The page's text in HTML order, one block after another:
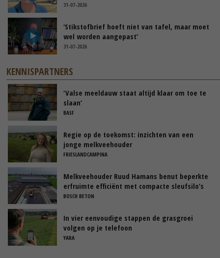
31-07-2026
‘Stikstofbrief hoeft niet van tafel, maar moet
wel worden aangepast’
31-07-2026
KENNISPARTNERS
‘Valse meeldauw staat altijd klaar om toe te
slaan’
BASF
Regie op de toekomst: inzichten van een
jonge melkveehouder
FRIESLANDCAMPINA
Melkveehouder Ruud Hamans benut beperkte
erfruimte efficiënt met compacte sleufsilo’s
BOSCH BETON
In vier eenvoudige stappen de grasgroei
volgen op je telefoon
YARA